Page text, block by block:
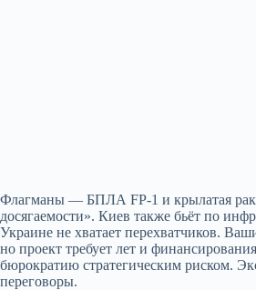
Флагманы — БПЛА FP‑1 и крылатая
досягаемости». Киев также бьёт по
Украине не хватает перехватчиков.
но проект требует лет и
бюрократию стратегическим риском.
переговоры.